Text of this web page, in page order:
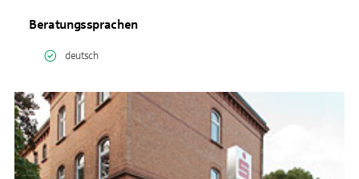
Beratungssprachen
deutsch